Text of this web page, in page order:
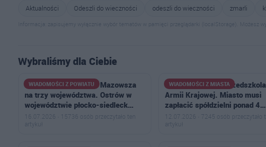
Aktualności
Odeszli do wieczności odeszli do wieczności zmarli
Informacja: zapisujemy wyłącznie wybór tematów w pamięci przeglądarki (localStorage). Możesz
Wybraliśmy dla Ciebie
WIADOMOŚCI Z POWIATU
Powstał plan podziału Mazowsza
na trzy województwa. Ostrów w
województwie płocko-siedleck…
16.07.2026 · 15736 osób przeczytało ten
artykuł
WIADOMOŚCI Z MIASTA
Wyrok w sprawie
Armii Krajowej. Miasto musi
zapłacić spółdzielni ponad 4…
12.07.2026 · 7245 osób przeczytało
artykuł